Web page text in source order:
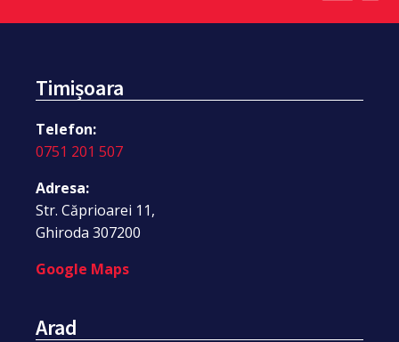
Timișoara
Telefon:
0751 201 507
Adresa:
Str. Căprioarei 11,
Ghiroda 307200
Google Maps
Arad